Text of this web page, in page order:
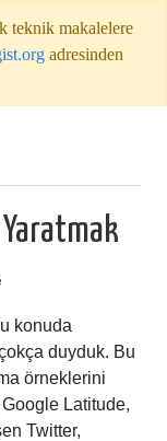
teknik makalelere
adresinden
konuda
duyduk. Bu
örneklerini
Latitude,
Twitter,